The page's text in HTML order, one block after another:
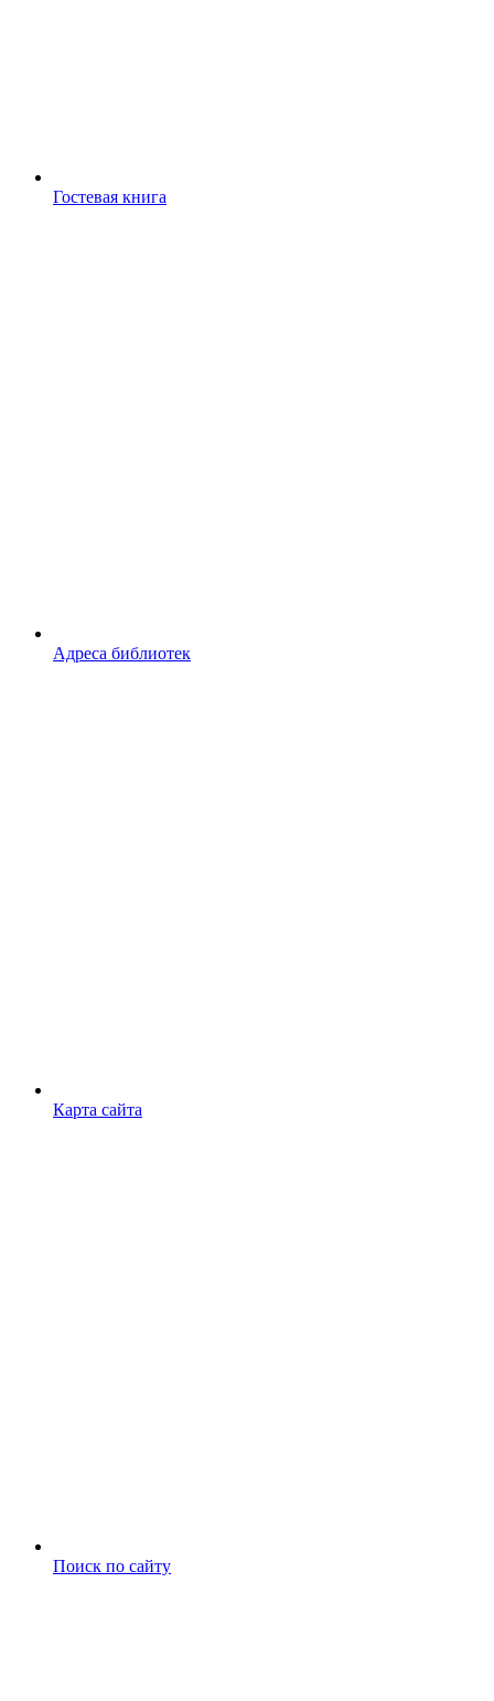
Гостевая книга
Адреса библиотек
Карта сайта
Поиск по сайту